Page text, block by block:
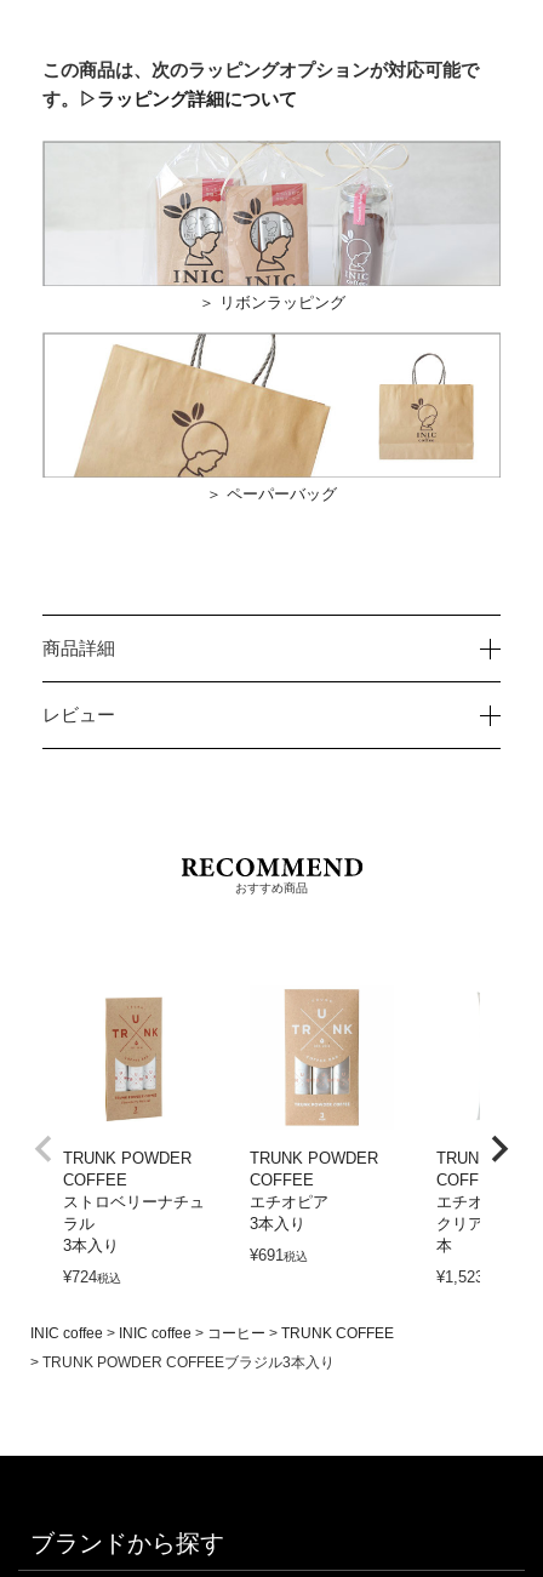
この商品は、次のラッピングオプションが対応可能で
す。
▷ラッピング詳細について
＞ リボンラッピング
＞ ペーパーバッグ
商品詳細
レビュー
おすすめ商品
TRUNK POWDER
COFFEE
ストロベリーナチュ
ラル
3本入り
¥724税込
TRUNK POWDER
COFFEE
エチオピア
3本入り
¥691税込
TRUNK
COFFEE
エチオピア
クリアケース
本
¥1,523
INIC coffee INIC coffee コーヒー
TRUNK COFFEE
TRUNK POWDER COFFEEブラジル3本入り
ブランドから探す